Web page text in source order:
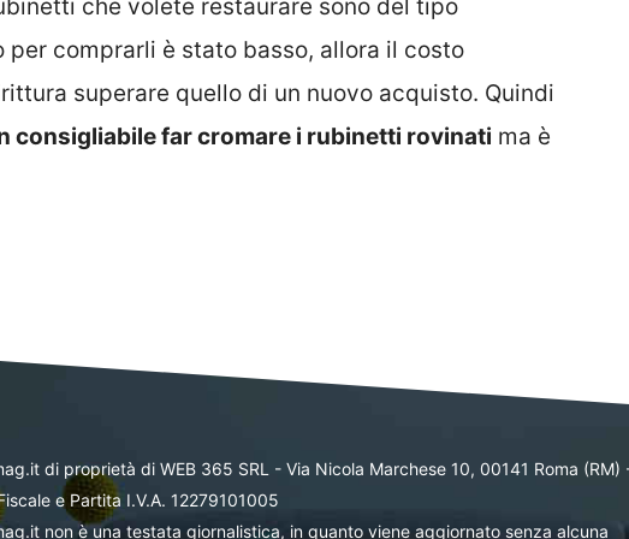
che volete restaurare sono del tipo
per comprarli è stato basso, allora il costo
superare quello di un nuovo acquisto. Quindi
consigliabile far cromare i rubinetti rovinati ma è
di proprietà di WEB 365 SRL - Via Nicola Marchese 10, 00141 Roma (RM)
e Partita I.V.A. 12279101005
non è una testata giornalistica, in quanto viene aggiornato senza alcuna